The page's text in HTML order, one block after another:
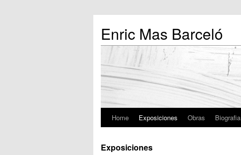
Enric Mas Barceló
Home Exposiciones Obras Biografia
Exposiciones